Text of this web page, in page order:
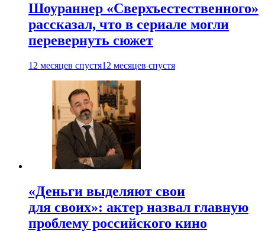
Шоураннер «Сверхъестественного»
рассказал, что в сериале могли
перевернуть сюжет
12 месяцев спустя12 месяцев спустя
«Деньги выделяют свои
для своих»: актер назвал главную
проблему российского кино